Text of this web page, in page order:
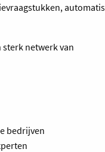
netwerk van
bedrijven